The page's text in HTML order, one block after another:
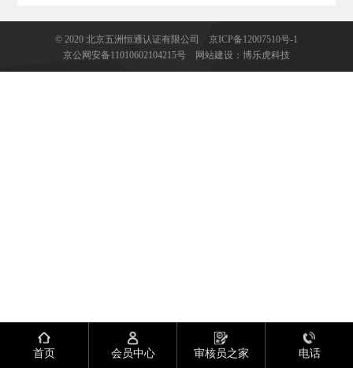
© 2020 北京五洲恒通认证有限公司 京ICP备12007510号-1
京公网安备11010602104215号
网站建设 ： 博乐虎科技
首页 会员中心 审核员之家 电话